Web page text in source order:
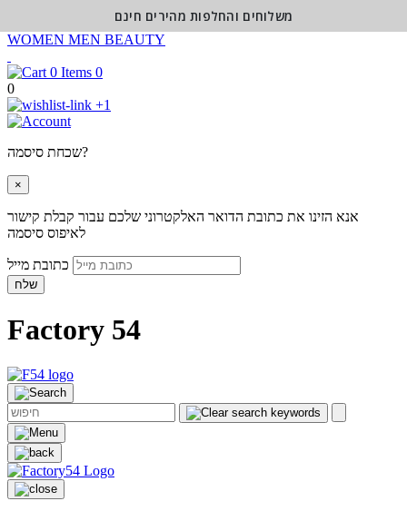
WOMEN MEN BEAUTY
0
0
+1
שכחת סיסמה?
×
אנא הזינו את כתובת הדואר האלקטרוני שלכם עבור קבלת קישור
לאיפוס סיסמה
שלח
Factory 54
משלוחים והחלפות מהירים חינם